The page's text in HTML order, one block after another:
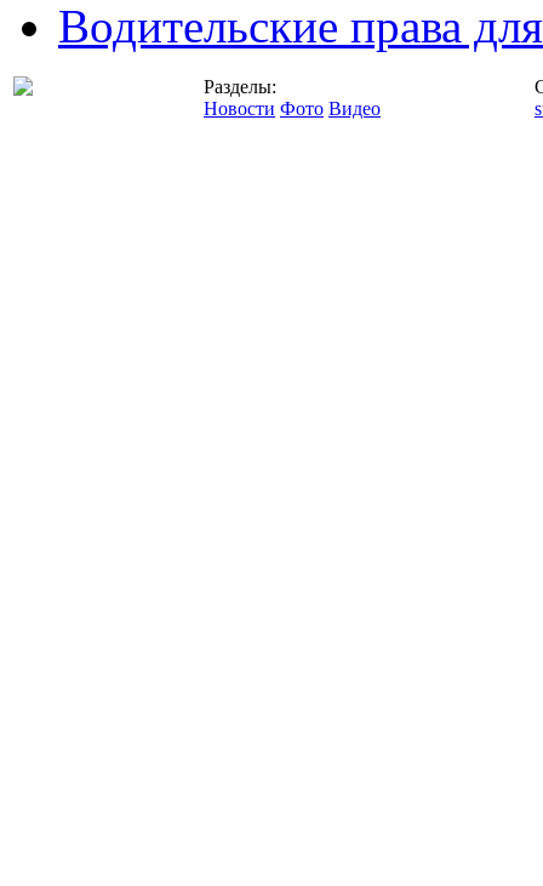
Водительские права
Разделы:
Новости Фото Видео